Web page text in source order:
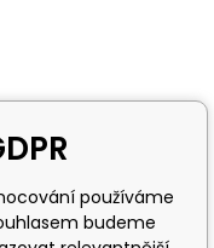
používáme
budeme